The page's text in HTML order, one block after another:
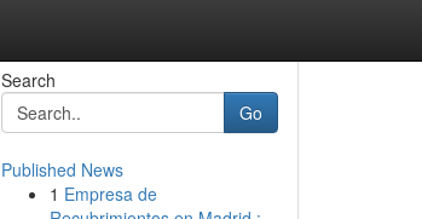
Search
Go
Published News
1 Empresa de